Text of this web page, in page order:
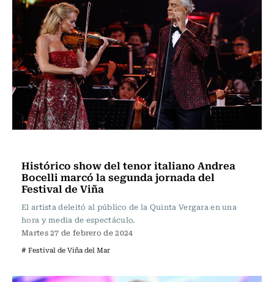
Histórico show del tenor italiano Andrea
Bocelli marcó la segunda jornada del
Festival de Viña
El artista deleitó al público de la Quinta Vergara en una
hora y media de espectáculo.
Martes 27 de febrero de 2024
# Festival de Viña del Mar